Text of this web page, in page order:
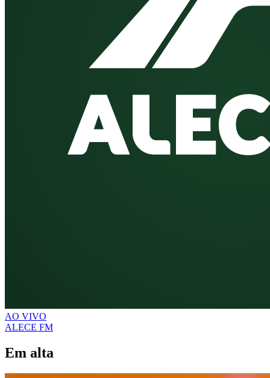
AO VIVO
ALECE FM
Em alta